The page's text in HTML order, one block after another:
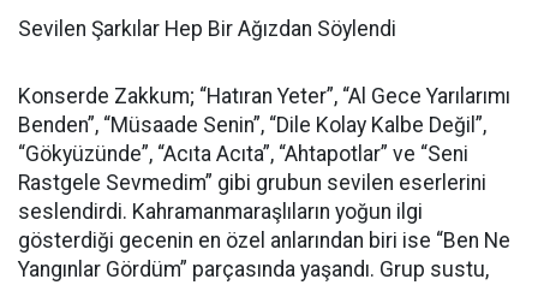
Sevilen Şarkılar Hep Bir Ağızdan Söylendi
Konserde Zakkum; “Hatıran Yeter”, “Al Gece Yarılarımı
Benden”, “Müsaade Senin”, “Dile Kolay Kalbe Değil”,
“Gökyüzünde”, “Acıta Acıta”, “Ahtapotlar” ve “Seni
Rastgele Sevmedim” gibi grubun sevilen eserlerini
seslendirdi. Kahramanmaraşlıların yoğun ilgi
gösterdiği gecenin en özel anlarından biri ise “Ben Ne
Yangınlar Gördüm” parçasında yaşandı. Grup sustu,